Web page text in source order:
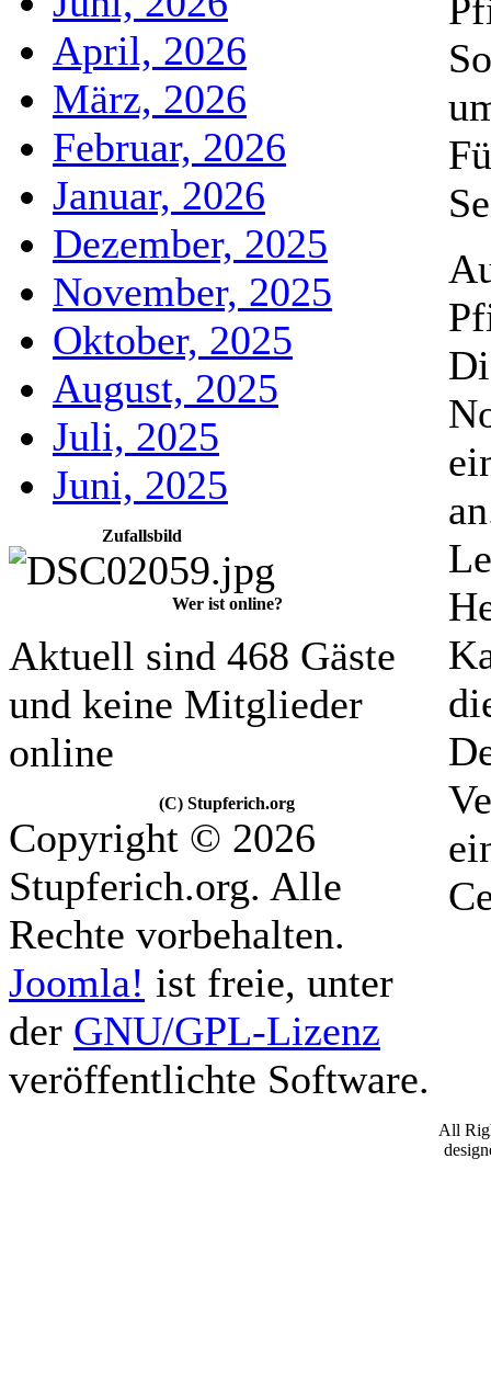
April, 2026
März, 2026
Februar, 2026
Januar, 2026
Dezember, 2025
November, 2025
Oktober, 2025
August, 2025
Juli, 2025
Juni, 2025
Zufallsbild
Wer ist online?
Aktuell sind 468 Gäste
und keine Mitglieder
online
(C) Stupferich.org
Copyright © 2026
Stupferich.org. Alle
Rechte vorbehalten.
Joomla! ist freie, unter
der GNU/GPL-Lizenz
veröffentlichte Software.
All